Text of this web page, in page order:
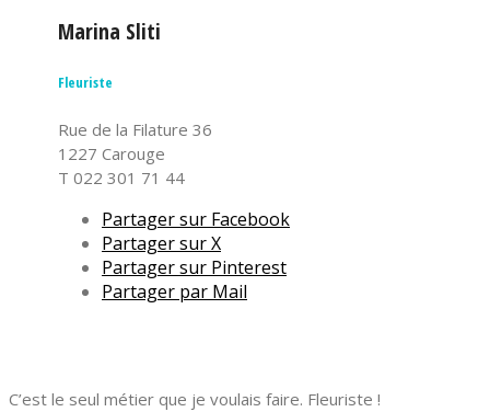
Marina Sliti
Fleuriste
Rue de la Filature 36
1227 Carouge
T 022 301 71 44
Partager sur Facebook
Partager sur X
Partager sur Pinterest
Partager par Mail
C’est le seul métier que je voulais faire. Fleuriste !